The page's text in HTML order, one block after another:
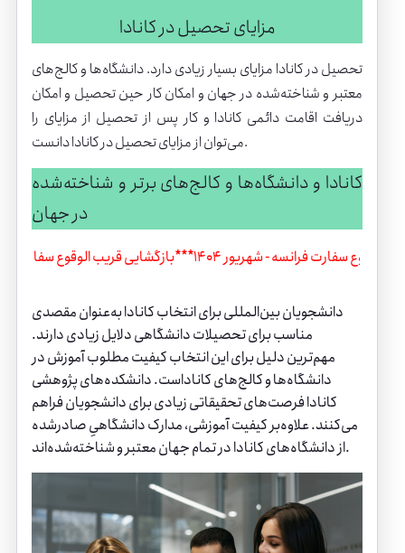
مزایای تحصیل در کانادا
تحصیل در کانادا مزایای بسیار زیادی دارد. دانشگاه‌ها و کالج‌های
معتبر و شناخته‌شده در جهان و امکان کار حین تحصیل و امکان
دریافت اقامت دائمی کانادا و کار پس از تحصیل از مزایای را
می‌توان از مزایای تحصیل در کانادا دانست.
کانادا و دانشگاه‌ها و کالج‌های برتر و شناخته‌شده
در جهان
قریب الوقوع سفارت فرانسه - شهریور 1404 ***بازگشایی قریب الوقوع
دانشجویان بین‌المللی برای انتخاب کانادا به‌‌عنوان مقصدی
مناسب برای تحصیلات دانشگاهی دلایل زیادی دارند.
مهم‌ترین دلیل برای این انتخاب کیفیت مطلوب آموزش در
دانشگاه‌ها و کالج‌های کاناداست. دانشکده‌های پژوهشی
کانادا فرصت‌های تحقیقاتی زیادی برای دانشجویان فراهم
می‌کنند. علاوه‌بر کیفیت آموزشی، مدارک دانشگاهیِ صادرشده
از دانشگاه‌های کانادا در تمام جهان معتبر و شناخته‌شده‌اند.